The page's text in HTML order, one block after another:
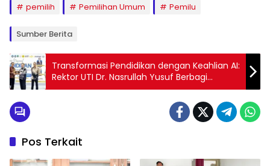
pemilih
Pemilihan Umum Pemilu
Sumber Berita
Transformasi Pendidikan dengan Keahlian AI:
Rektor UTI Dr. Nasrullah Yusuf Berbagi
Pengalaman di Universitas Majalengka
Pos Terkait